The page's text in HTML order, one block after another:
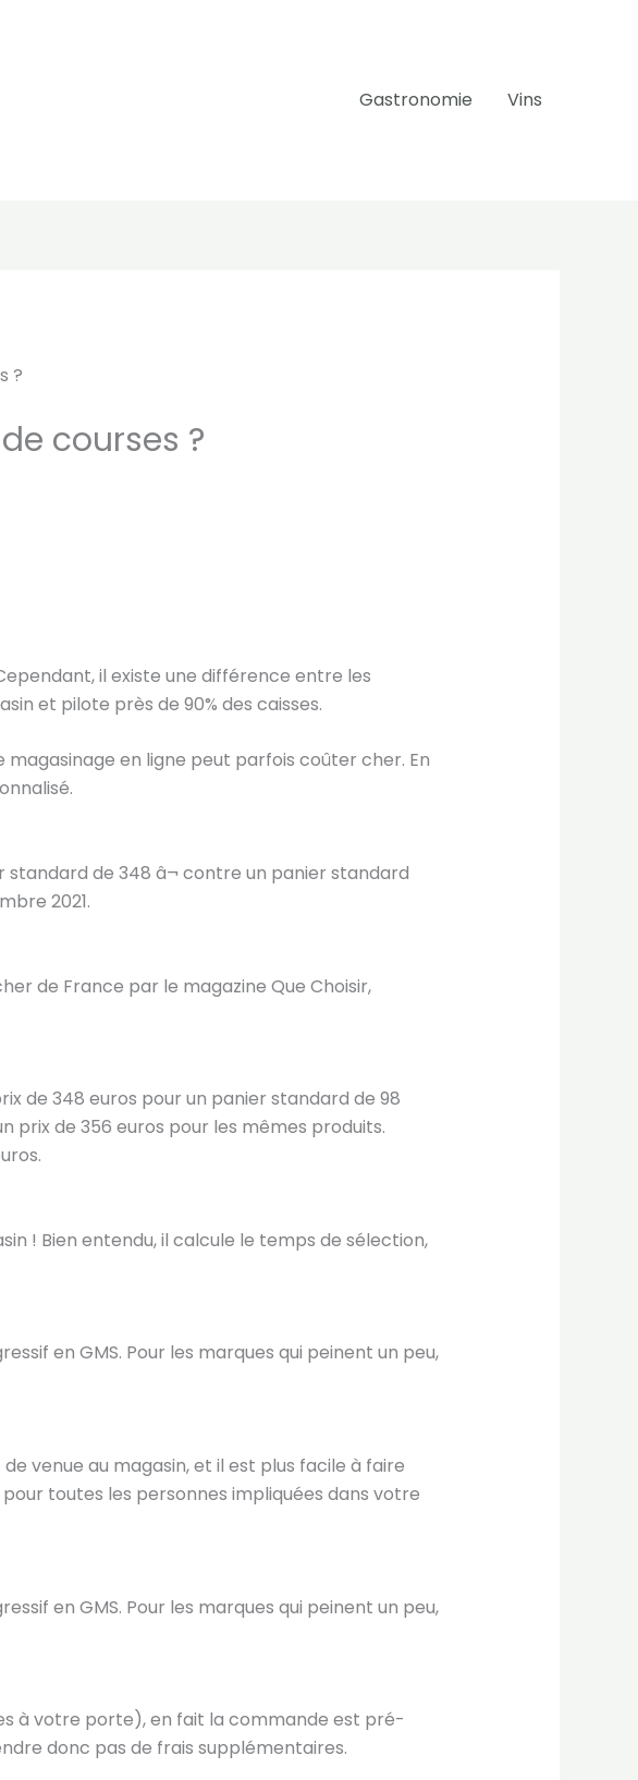
Gastronomie
Vins
?
courses ?
il existe une différence entre les
et pilote près de 90% des caisses.
magasinage en ligne peut parfois coûter cher. En
de 348 â¬ contre un panier standard
2021.
de France par le magazine Que Choisir,
de 348 euros pour un panier standard de 98
prix de 356 euros pour les mêmes produits.
! Bien entendu, il calcule le temps de sélection,
en GMS. Pour les marques qui peinent un peu,
venue au magasin, et il est plus facile à faire
toutes les personnes impliquées dans votre
en GMS. Pour les marques qui peinent un peu,
à votre porte), en fait la commande est pré-
donc pas de frais supplémentaires.